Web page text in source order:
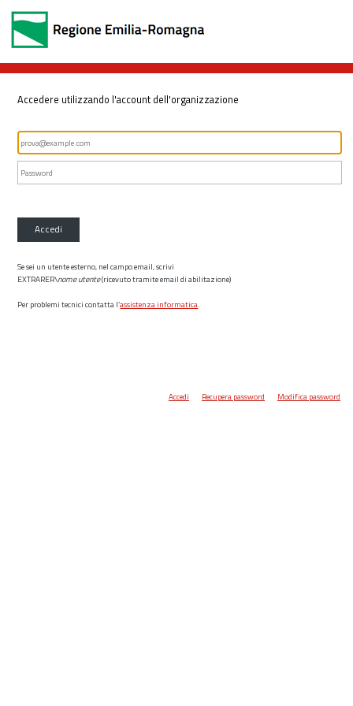
Accedere utilizzando l'account dell'organizzazione
Accedi
Se sei un utente esterno, nel campo email, scrivi
EXTRARER\nome utente(ricevuto tramite email di abilitazione)
Per problemi tecnici contatta l’assistenza informatica.
Accedi Recupera password Modifica password